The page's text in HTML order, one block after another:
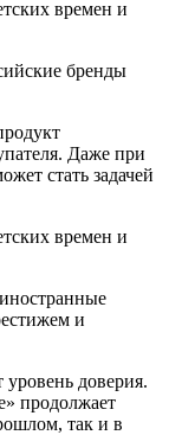
бренды
Даже при
стать задачей
и
уровень доверия.
продолжает
так и в